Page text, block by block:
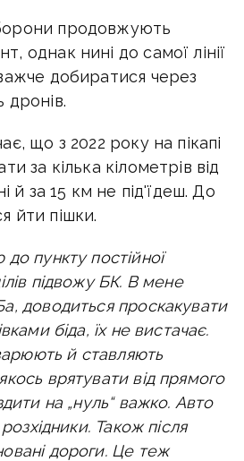
продовжують
однак нині до самої лінії
добиратися через
дронів.
що з 2022 року на пікапі
за кілька кілометрів від
й за 15 км не під'їдеш. До
йти пішки.
пункту постійної
підвожу БК. В мене
доводиться проскакувати
біда, їх не вистачає.
й ставляють
врятувати від прямого
на „нуль“ важко. Авто
Також після
дороги. Це теж